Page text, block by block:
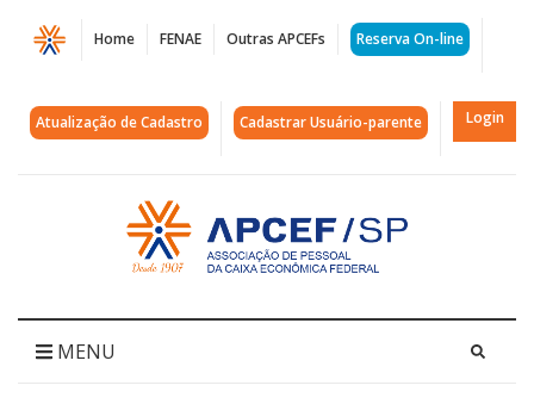
Página
Apcef/SP
seleciona
Regionais
Home FENAE Outras APCEFs Reserva On-line
Atualização de Cadastro Cadastrar Usuário-parente Login
Acessar
página
inicial
MENU